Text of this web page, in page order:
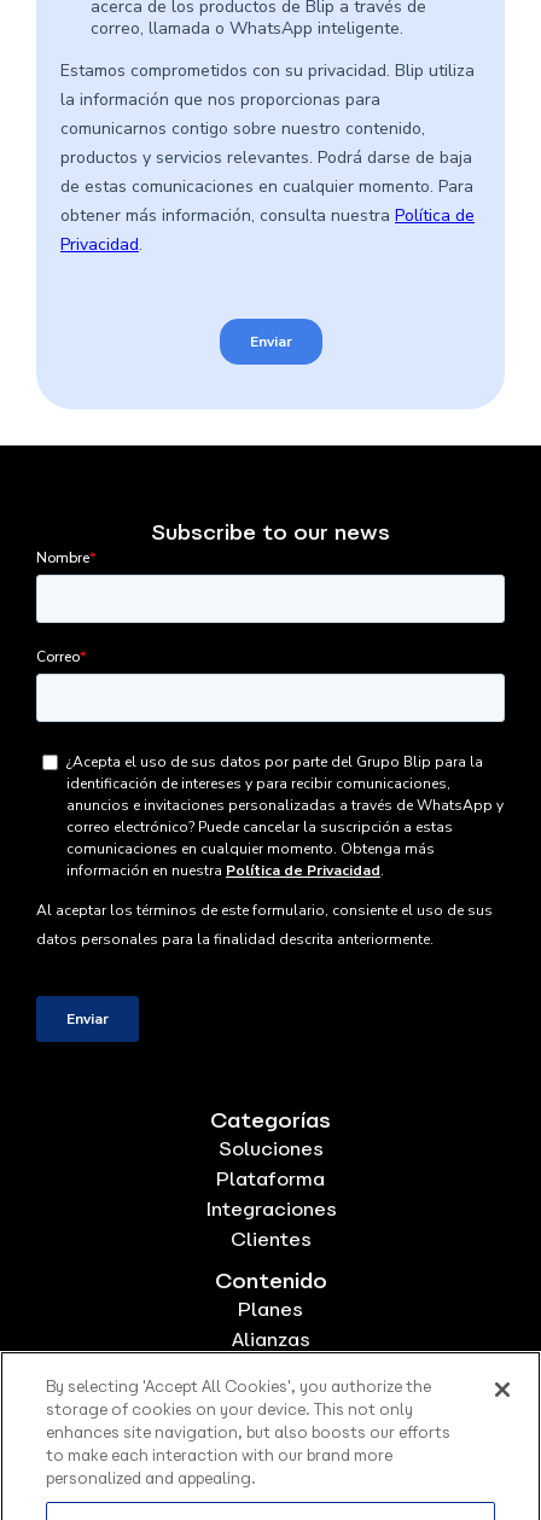
Categorías
Soluciones
Plataforma
Integraciones
Clientes
Contenido
Planes
Alianzas
Trabaja con nosotros
Sitemap
Subscribe to our news
By selecting 'Accept All Cookies', you authorize the
storage of cookies on your device. This not only
enhances site navigation, but also boosts our efforts
to make each interaction with our brand more
personalized and appealing.